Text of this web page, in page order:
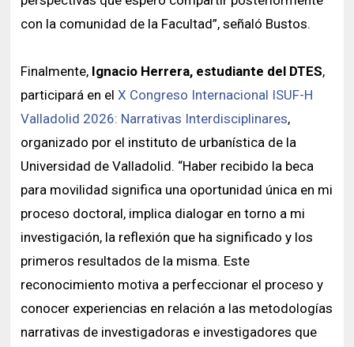
con la comunidad de la Facultad”, señaló Bustos.
Finalmente, Ignacio Herrera, estudiante del DTES,
participará en elX Congreso Internacional ISUF-H
Valladolid 2026: Narrativas Interdisciplinares,
organizado por el instituto de urbanística de la
Universidad de Valladolid. “Haber recibido la beca
para movilidad significa una oportunidad única en mi
proceso doctoral, implica dialogar en torno a mi
investigación, la reflexión que ha significado y los
primeros resultados de la misma. Este
reconocimiento motiva a perfeccionar el proceso y
conocer experiencias en relación a las metodologías
narrativas de investigadoras e investigadores que